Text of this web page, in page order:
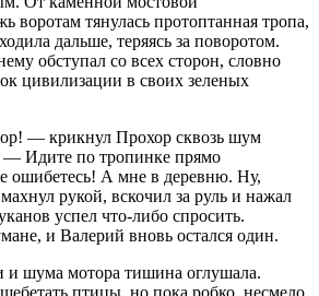
воротам тянулась протоптанная тропа,
дальше, теряясь за поворотом.
обступал со всех сторон, словно
цивилизации в своих зеленых
— крикнул Прохор сквозь шум
— Идите по тропинке прямо
ошибетесь! А мне в деревню. Ну,
рукой, вскочил за руль и нажал
успел что-либо спросить.
и Валерий вновь остался один.
и шума мотора тишина оглушала.
птицы, но пока робко, несмело,